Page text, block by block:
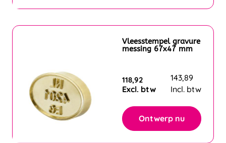
Vleesstempel gravure
messing 67x47 mm
118,92
Excl. btw
143,89
Incl. btw
Ontwerp nu